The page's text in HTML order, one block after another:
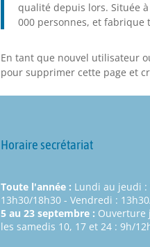
qualité depuis lors. Située
000 personnes, et fabrique
En tant que nouvel utilisateur
pour supprimer cette page et
Horaire secrétariat
Toute l'année : Lundi au jeudi
13h30/18h30 - Vendredi :
5 au 23 septembre : Ouverture
les samedis 10, 17 et 24 : 9h/